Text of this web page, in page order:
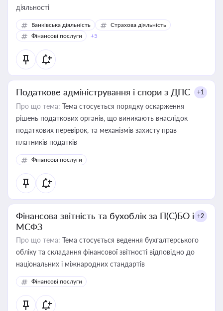
діяльності
Банківська діяльність
Страхова діяльність
Фінансові послуги
+5
Податкове адміністрування і спори з ДПС +1
Про що тема: Тема стосується порядку оскарження
рішень податкових органів, що виникають внаслідок
податкових перевірок, та механізмів захисту прав
платників податків
Фінансові послуги
Фінансова звітність та бухоблік за П(С)БО і
МСФЗ
+2
Про що тема: Тема стосується ведення бухгалтерського
обліку та складання фінансової звітності відповідно до
національних і міжнародних стандартів
Фінансові послуги